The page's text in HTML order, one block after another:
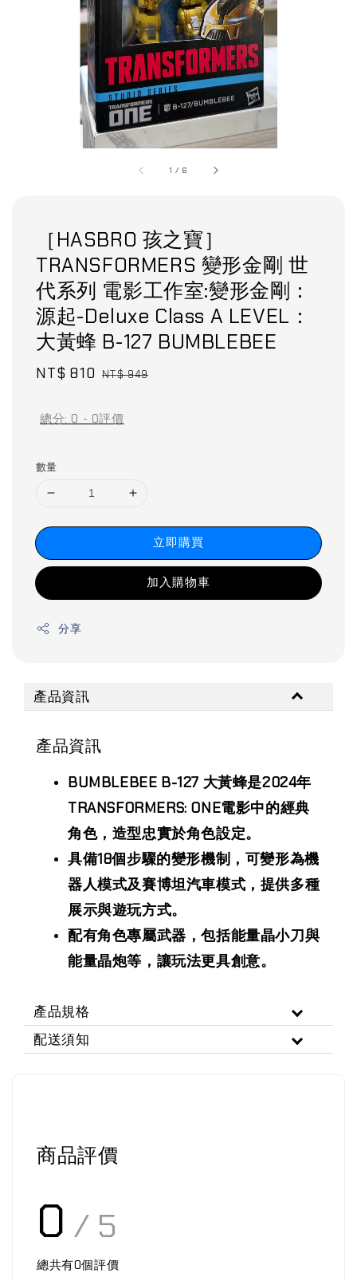
1 / 6
［HASBRO 孩之寶］
TRANSFORMERS 變形金剛 世
代系列 電影工作室:變形金剛：
源起-Deluxe Class A LEVEL：
大黃蜂 B-127 BUMBLEBEE
Sale
NT$ 810 Regular
NT$ 949
總分: 0 - 0評價
數量
立即購買
加入購物車
分享
產品資訊
產品資訊
BUMBLEBEE B-127 大黃蜂是2024年
TRANSFORMERS: ONE電影中的經典
角色，造型忠實於角色設定。
具備18個步驟的變形機制，可變形為機
器人模式及賽博坦汽車模式，提供多種
展示與遊玩方式。
配有角色專屬武器，包括能量晶小刀與
能量晶炮等，讓玩法更具創意。
產品規格
配送須知
商品評價
0 / 5
總共有0個評價